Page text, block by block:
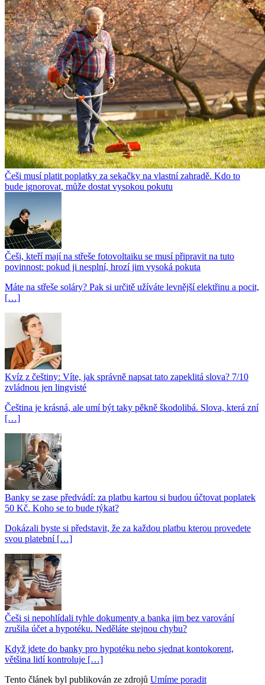
Češi musí platit poplatky za sekačky na vlastní zahradě. Kdo to
bude ignorovat, může dostat vysokou pokutu
Češi, kteří mají na střeše fotovoltaiku se musí připravit na tuto
povinnost: pokud ji nesplní, hrozí jim vysoká pokuta
Máte na střeše soláry? Pak si určitě užíváte levnější elektřinu a pocit,
[…]
Kvíz z češtiny: Víte, jak správně napsat tato zapeklitá slova? 7/10
zvládnou jen lingvisté
Čeština je krásná, ale umí být taky pěkně škodolibá. Slova, která zní
[…]
Banky se zase předvádí: za platbu kartou si budou účtovat poplatek
50 Kč. Koho se to bude týkat?
Dokázali byste si představit, že za každou platbu kterou provedete
svou platební […]
Češi si nepohlídali tyhle dokumenty a banka jim bez varování
zrušila účet a hypotéku. Neděláte stejnou chybu?
Když jdete do banky pro hypotéku nebo sjednat kontokorent,
většina lidí kontroluje […]
Tento článek byl publikován ze zdrojů Umíme poradit